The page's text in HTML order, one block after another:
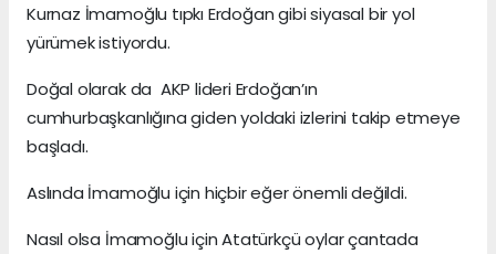
Kurnaz İmamoğlu tıpkı Erdoğan gibi siyasal bir yol
yürümek istiyordu.
Doğal olarak da AKP lideri Erdoğan’ın
cumhurbaşkanlığına giden yoldaki izlerini takip etmeye
başladı.
Aslında İmamoğlu için hiçbir eğer önemli değildi.
Nasıl olsa İmamoğlu için Atatürkçü oylar çantada